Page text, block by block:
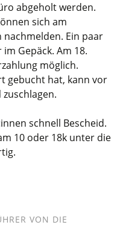
abgeholt werden.
sich am
Ein paar
Gepäck. Am 18.
möglich.
gebucht hat, kann vor
schnell Bescheid.
10 oder 18k unter die
VON DIE